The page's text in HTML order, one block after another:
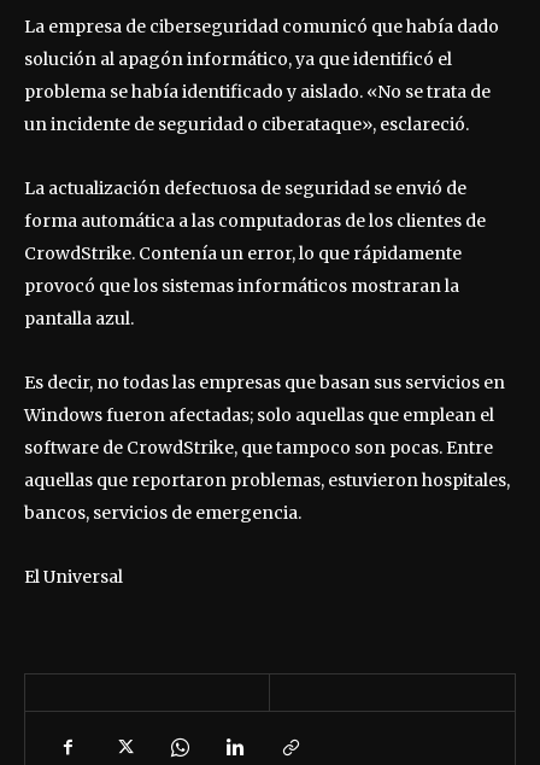
La empresa de ciberseguridad comunicó que había dado
solución al apagón informático, ya que identificó el
problema se había identificado y aislado. «No se trata de
un incidente de seguridad o ciberataque», esclareció.
La actualización defectuosa de seguridad se envió de
forma automática a las computadoras de los clientes de
CrowdStrike. Contenía un error, lo que rápidamente
provocó que los sistemas informáticos mostraran la
pantalla azul.
Es decir, no todas las empresas que basan sus servicios en
Windows fueron afectadas; solo aquellas que emplean el
software de CrowdStrike, que tampoco son pocas. Entre
aquellas que reportaron problemas, estuvieron hospitales,
bancos, servicios de emergencia.
El Universal